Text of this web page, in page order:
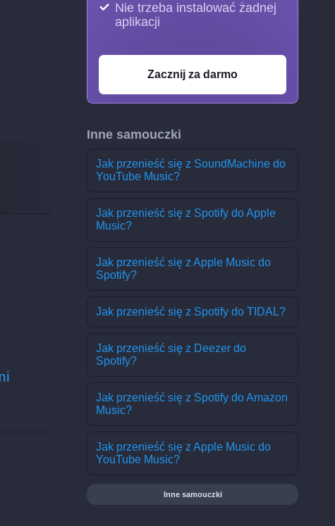
Nie trzeba instalować żadnej
aplikacji
Zacznij za darmo
Inne samouczki
Jak przenieść się z SoundMachine do
YouTube Music?
Jak przenieść się z Spotify do Apple
Music?
Jak przenieść się z Apple Music do
Spotify?
Jak przenieść się z Spotify do TIDAL?
Jak przenieść się z Deezer do
Spotify?
Jak przenieść się z Spotify do Amazon
Music?
Jak przenieść się z Apple Music do
YouTube Music?
Inne samouczki